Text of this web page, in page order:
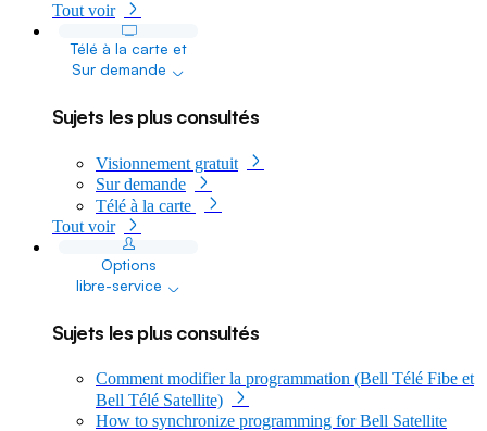
Tout voir
Télé à la carte et
Sur demande
Sujets les plus consultés
Visionnement gratuit
Sur demande
Télé à la carte
Tout voir
Options
libre-service
Sujets les plus consultés
Comment modifier la programmation (Bell Télé Fibe et
Bell Télé Satellite)
How to synchronize programming for Bell Satellite